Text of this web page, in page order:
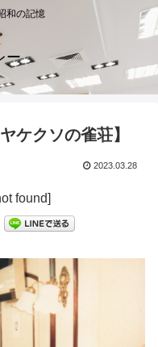
和の記憶
ー
ケクソの雀荘】
2023.03.28
found]